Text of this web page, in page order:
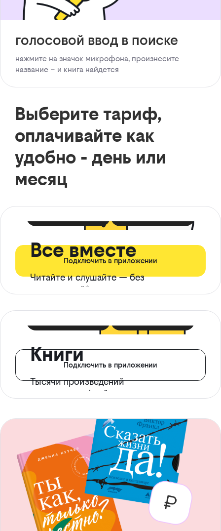
голосовой ввод в поиске
нажмите на значок микрофона, произнесите
название – и книга найдется
Выберите тариф,
оплачивайте как
удобно - день или
месяц
Все вместе
Читайте и слушайте — без
ограничений*
Подключить в приложении
Книги
Тысячи произведений
с доступом офлайн
Подключить в приложении